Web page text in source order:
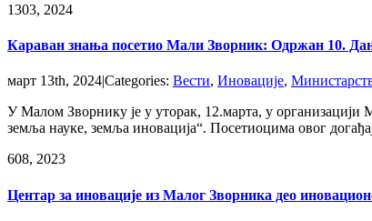
1303, 2024
Караван знања посетио Мали Зворник: Одржан 10. Дан
март 13th, 2024|Categories: Вести, Иновације,
У Малом Зворнику је у уторак, 12.марта, у организацији
земља науке, земља иновација“. Посетиоцима овог
608, 2023
Центар за иновације из Малог Зворника део